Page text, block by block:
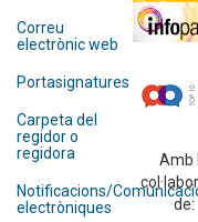
Correu
electrònic web
Portasignatures
Carpeta del
regidor o
regidora
Notificacions/
electròniques
Amb
de: